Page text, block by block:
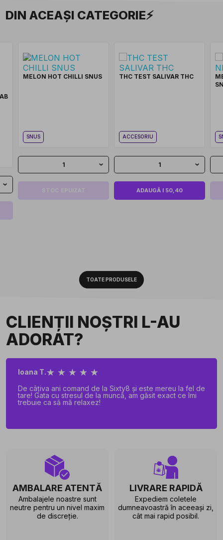
DIN ACEAȘI CATEGORIE⚡
MELON HOT CHILLI SNUS
SNUS
1
STOC EPUIZAT
THC TEST SALIVAR THC
ACCESORIU
1
ADAUGĂ I 50,40
TOATE PRODUSELE
CLIENȚII NOȘTRI L-AU
ADORAT?
Ioana T.★ ★ ★ ★ ★
De câțiva ani comand de la Sixty8 și este mereu la fel de
tare! Gata cu stresul de la muncă, am găsit exact ce îmi
trebuie ca să mă relaxez!
AMBALARE ATENTĂ
Ambalajele noastre sunt
neutre pentru un nivel maxim
de discreție.
LIVRARE RAPIDĂ
Expediem coletele
dumneavoastră în aceeași zi,
cât mai rapid posibil.